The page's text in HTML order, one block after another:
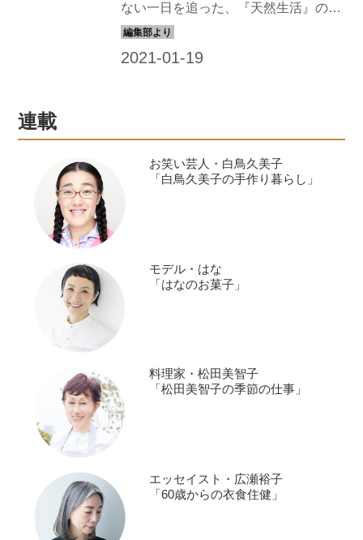
ない一日を追った、『天然生活』のオ
リジナル動画は、お楽しみいただけま
連載
お笑い芸人・白鳥久美子
「白鳥久美子の手作り暮らし」
モデル・はな
「はなのお菓子」
料理家・松田美智子
「松田美智子の季節の仕事」
エッセイスト・広瀬裕子
「60歳からの衣食住健」